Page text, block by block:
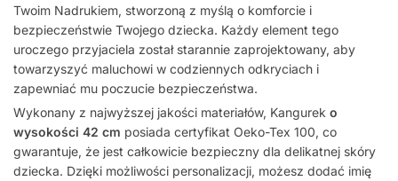
Twoim Nadrukiem, stworzoną z myślą o komforcie i
bezpieczeństwie Twojego dziecka. Każdy element tego
uroczego przyjaciela został starannie zaprojektowany, aby
towarzyszyć maluchowi w codziennych odkryciach i
zapewniać mu poczucie bezpieczeństwa.
Wykonany z najwyższej jakości materiałów, Kangurek o
wysokości 42 cm posiada certyfikat Oeko-Tex 100, co
gwarantuje, że jest całkowicie bezpieczny dla delikatnej skóry
dziecka. Dzięki możliwości personalizacji, możesz dodać imię